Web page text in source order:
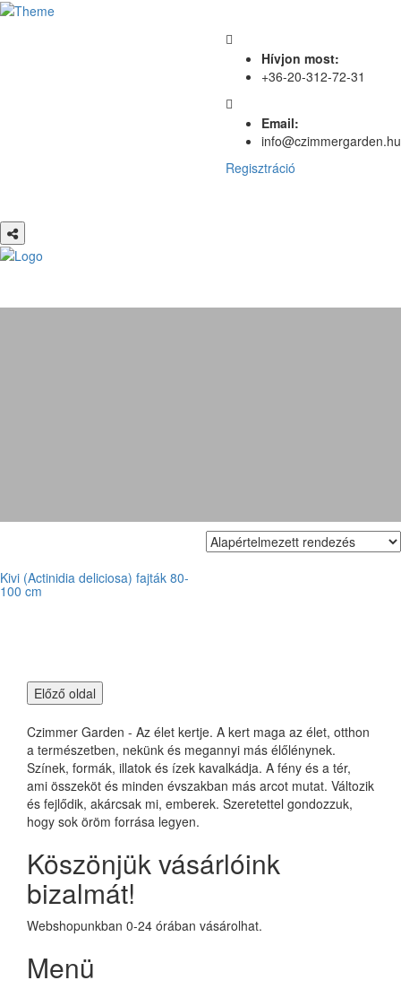
Hívjon most:
+36-20-312-72-31
Email:
info@czimmergarden.hu
Regisztráció
Kivi (Actinidia deliciosa) fajták 80-
100 cm
Czimmer Garden - Az élet kertje. A kert maga az élet, otthon
a természetben, nekünk és megannyi más élőlénynek.
Színek, formák, illatok és ízek kavalkádja. A fény és a tér,
ami összeköt és minden évszakban más arcot mutat. Változik
és fejlődik, akárcsak mi, emberek. Szeretettel gondozzuk,
hogy sok öröm forrása legyen.
Köszönjük vásárlóink
bizalmát!
Webshopunkban 0-24 órában vásárolhat.
Menü